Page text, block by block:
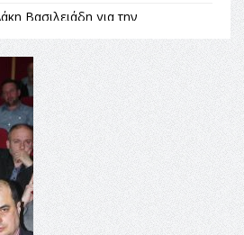
Βασιλειάδη για την
«Σε τέτοιες κορυφαίες
υπάρχει μόνο η ευθύνη απέναντι
ΠΑΟΚ στον δεύτερο γύρο του
στον Κατάλογο Παγκόσμιας
– Ομόφωνη η απόφαση Ο
ως φυσικό και πολιτιστικό
αξίας για την